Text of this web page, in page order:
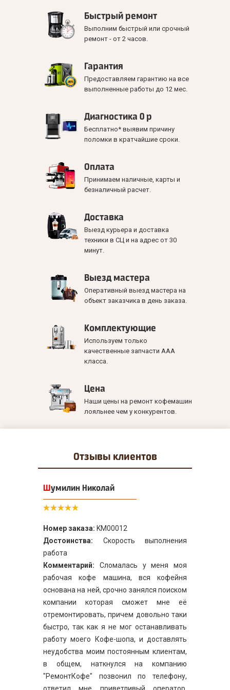
Быстрый ремонт
Выполним быстрый или срочный
ремонт - от 2 часов.
Гарантия
Предоставляем гарантию на все
выполненные работы до 12 мес.
Диагностика 0 р
Бесплатно* выявим причину
поломки в кратчайшие сроки.
Оплата
Принимаем наличные, карты и
безналичный расчет.
Доставка
Выезд курьера и доставка
техники в СЦ и на адрес от 30
минут.
Выезд мастера
Оперативный выезд мастера на
объект заказчика в день заказа.
Комплектующие
Используем только
качественные запчасти ААА
класса.
Цена
Наши цены на ремонт кофемашин
лояльнее чем у конкурентов.
Отзывы клиентов
Шумилин Николай
Номер заказа: KM00012
Достоинства: Скорость выполнения
работа
Комментарий: Сломалась у меня моя
рабочая кофе машина, вся кофейня
основана на ней, срочно занялся поиском
компании которая сможет мне её
отремонтировать, причем довольно таки
быстро, так как я не мог останавливать
работу моего Кофе-шопа, и доставлять
неудобства моим постоянным клиентам,
в общем, наткнулся на компанию
"РемонтКофе" позвонил по телефону,